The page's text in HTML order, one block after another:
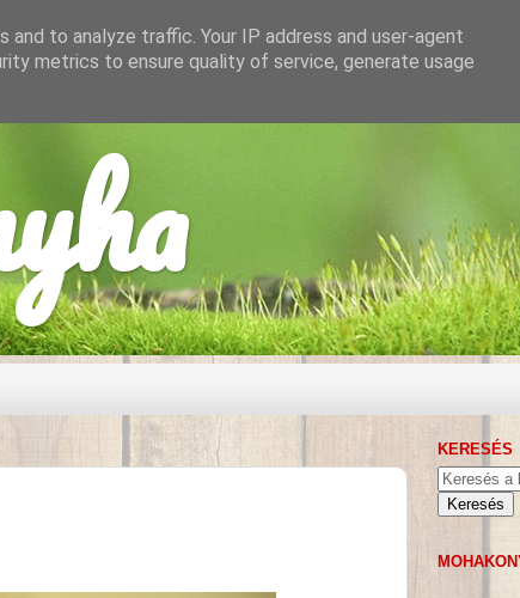
KERESÉS
to analyze traffic. Your IP address and user-agent
metrics to ensure quality of service, generate usage